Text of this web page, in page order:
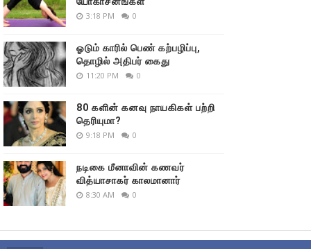
3:18 PM 0
ஓடும் காரில் பெண் கற்பழிப்பு,
தொழில் அதிபர் கைது
11:20 PM 0
80 களின் கனவு நாயகிகள் பற்றி
தெரியுமா?
9:18 PM 0
நடிகை மீனாவின் கணவர்
வித்யாசாகர் காலமானார்
8:30 AM 0